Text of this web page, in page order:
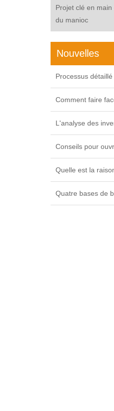
Projet clé en
du manioc
Nouvelles
Processus détaillé
Comment faire
L'analyse des
Conseils pour
Quelle est la
Quatre bases de